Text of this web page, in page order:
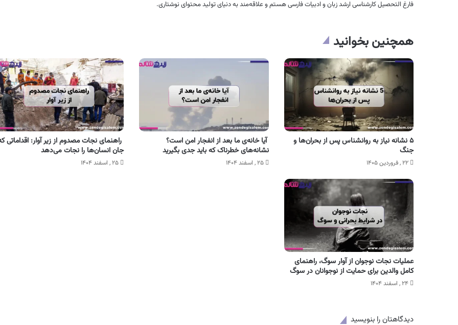
فارغ التحصیل کارشناسی ارشد زبان و ادبیات فارسی هستم و علاقه‌مند به دنیای تولید محتوای نوشتاری.
همچنین بخوانید
۵ نشانه نیاز به روانشناس پس از بحران‌ها و
جنگ
۲۲ , فروردین ۱۴۰۵
آیا خانه‌ی ما بعد از انفجار امن است؟
نشانه‌های خطرناک که باید جدی بگیرید
۲۵ , اسفند ۱۴۰۴
راهنمای نجات مصدوم از زیر آوار: اقداماتی
جان انسان‌ها را نجات می‌دهد
۲۵ , اسفند ۱۴۰۴
عملیات نجات نوجوان از آوار سوگ، راهنمای
کامل والدین برای حمایت از نوجوانان در سوگ
۲۴ , اسفند ۱۴۰۴
دیدگاهتان را بنویسید